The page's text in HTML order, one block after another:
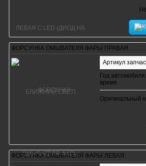
Нет
ФОРСУНКА ОМЫВАТЕЛЯ ФАРЫ ПРАВАЯ
Артикул
Год
время
Оригинальный
ФОРСУНКА ОМЫВАТЕЛЯ ФАРЫ ЛЕВАЯ